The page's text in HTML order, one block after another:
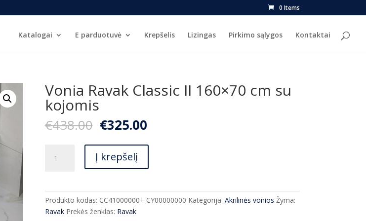
0 Items
Katalogai E parduotuvė Krepšelis Lizingas Pirkimo sąlygos Kontaktai
Vonia Ravak Classic II 160×70 cm su
kojomis
€438.00 Original
price
was:
€438.00.
€325.00Current
is:
kiekis:
Classic
Į krepšelį
Produkto kodas: CC41000000+ CY00000000 Kategorija: Akrilinės vonios Žyma:
Ravak Prekės ženklas: Ravak